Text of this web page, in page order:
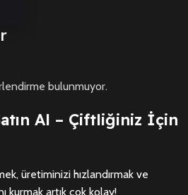
bulunmuyor.
Al – Çiftliğiniz İçin
üretiminizi hızlandırmak ve
kurmak artık çok kolay!